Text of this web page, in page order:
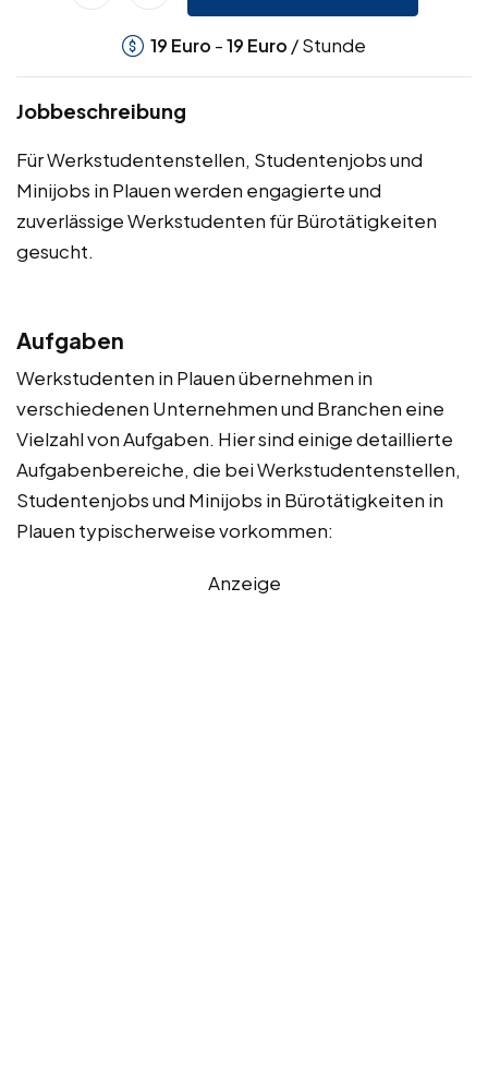
19 Euro -19 Euro / Stunde
Jobbeschreibung
Für Werkstudentenstellen, Studentenjobs und
Minijobs in Plauen werden engagierte und
zuverlässige Werkstudenten für Bürotätigkeiten
gesucht.
Aufgaben
Werkstudenten in Plauen übernehmen in
verschiedenen Unternehmen und Branchen eine
Vielzahl von Aufgaben. Hier sind einige detaillierte
Aufgabenbereiche, die bei Werkstudentenstellen,
Studentenjobs und Minijobs in Bürotätigkeiten in
Plauen typischerweise vorkommen:
Anzeige